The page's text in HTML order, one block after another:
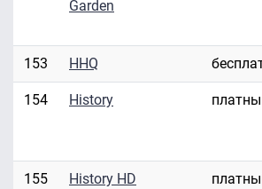
Garden
153 HHQ
154 History
155 History HD